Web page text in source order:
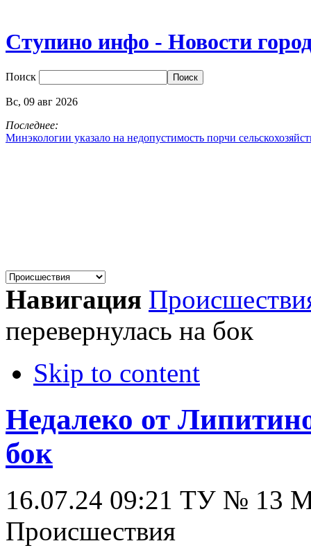
Ступино инфо - Новости
Поиск
Вс, 09 авг 2026
Последнее:
Минэкологии указало на недопустимость порчи
Навигация
перевернулась на бок
Skip to content
Недалеко от
бок
16.07.24 09:21 ТУ № 13
Происшествия